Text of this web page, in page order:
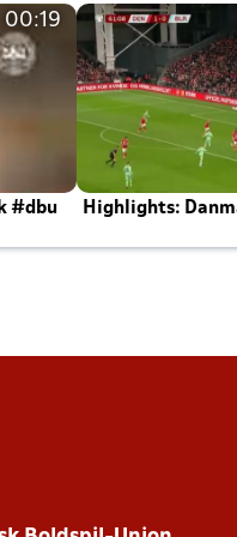
00:19
#dbu
Highlights: